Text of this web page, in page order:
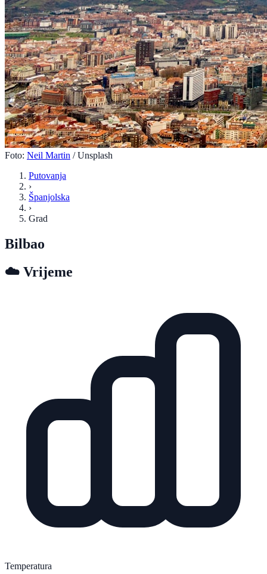
Foto: Neil Martin / Unsplash
Putovanja
›
Španjolska
›
Grad
Bilbao
☁️ Vrijeme
Temperatura